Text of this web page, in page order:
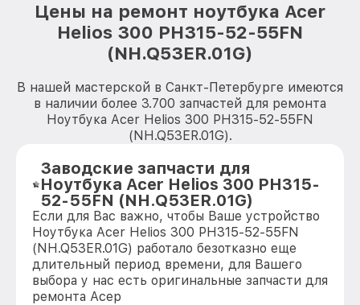
Цены на ремонт ноутбука Acer
Helios 300 PH315-52-55FN
(NH.Q53ER.01G)
В нашей мастерской в Санкт-Петербурге имеются
в наличии более 3.700 запчастей для ремонта
Ноутбука Acer Helios 300 PH315-52-55FN
(NH.Q53ER.01G).
Заводские запчасти для
Ноутбука Acer Helios 300 PH315-
52-55FN (NH.Q53ER.01G)
Если для Вас важно, чтобы Ваше устройство
Ноутбука Acer Helios 300 PH315-52-55FN
(NH.Q53ER.01G) работало безотказно еще
длительный период времени, для Вашего
выбора у нас есть оригинальные запчасти для
ремонта Асер